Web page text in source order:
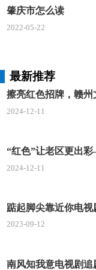
清蒸麦溪鲤是
志》载：“大湾之
肥美诚绝无仅有
甜如蜜，嫩滑如玉
肇庆市怎么读
2022-05-22
最新推荐
擦亮红色招牌，赣
2024-12-11
2024-12-11
2023-09-12